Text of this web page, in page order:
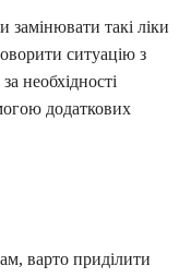
замінювати такі ліки
ситуацію з
необхідності
додаткових
варто приділити